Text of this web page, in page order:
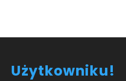
Użytkowniku!